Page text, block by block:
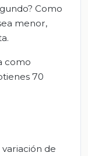
Como
menor,
como
70
de